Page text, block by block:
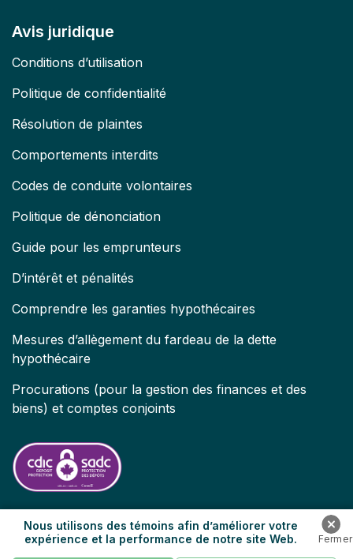
Avis juridique
Conditions d’utilisation
Politique de confidentialité
Résolution de plaintes
Comportements interdits
Codes de conduite volontaires
Politique de dénonciation
Guide pour les emprunteurs
D’intérêt et pénalités
Comprendre les garanties hypothécaires
Mesures d’allègement du fardeau de la dette
hypothécaire
Procurations (pour la gestion des finances et des
biens) et comptes conjoints
© 2026 Banque HomeEquity. | Tous droits réservés.
Nous utilisons des témoins afin d’améliorer votre
expérience et la performance de notre site Web.